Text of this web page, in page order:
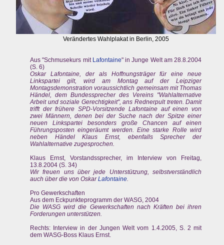
Verändertes Wahlplakat in Berlin, 2005
Aus "Schmusekurs mit Lafontaine" in Junge Welt am 28.8.2004
(S. 6)
Oskar Lafontaine, der als Hoffnungsträger für eine neue
Linkspartei gilt, wird am Montag auf der Leipziger
Montagsdemonstration voraussichtlich gemeinsam mit Thomas
Händel, dem Bundessprecher des Vereins "Wahlalternative
Arbeit und soziale Gerechtigkeit", ans Rednerpult treten. Damit
trifft der frühere SPD-Vorsitzende Lafontaine auf einen von
zwei Männern, denen bei der Suche nach der Spitze einer
neuen Linkspartei besonders große Chancen auf einen
Führungsposten eingeräumt werden. Eine starke Rolle wird
neben Händel Klaus Ernst, ebenfalls Sprecher der
Wahlalternative zugesprochen.
Klaus Ernst, Vorstandssprecher, im Interview von Freitag,
13.8.2004 (S. 34)
Wir freuen uns über jede Unterstützung, selbstverständlich
auch über die von OskarLafontaine.
Pro Gewerkschaften
Aus dem Eckpunkteprogramm der WASG, 2004
Die WASG wird die Gewerkschaften nach Kräften bei ihren
Forderungen unterstützen.
Rechts: Interview in der Jungen Welt vom 1.4.2005, S. 2 mit
dem WASG-Boss Klaus Ernst.